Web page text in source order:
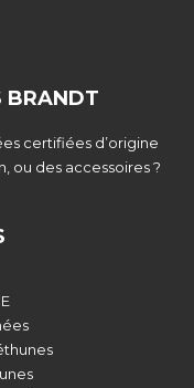
BRANDT
certifiées d’origine
ou des accessoires ?